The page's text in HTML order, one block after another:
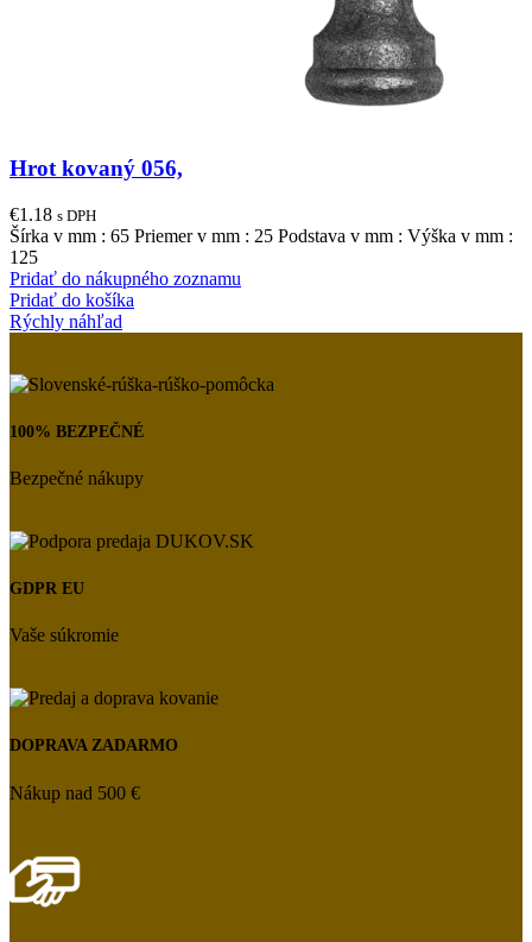
Hrot kovaný 056,
€1.18 s DPH
Šírka v mm : 65 Priemer v mm : 25 Podstava v mm : Výška v mm :
125
Pridať do nákupného zoznamu
Pridať do košíka
Rýchly náhľad
100% BEZPEČNÉ
Bezpečné nákupy
GDPR EU
Vaše súkromie
DOPRAVA ZADARMO
Nákup nad 500 €